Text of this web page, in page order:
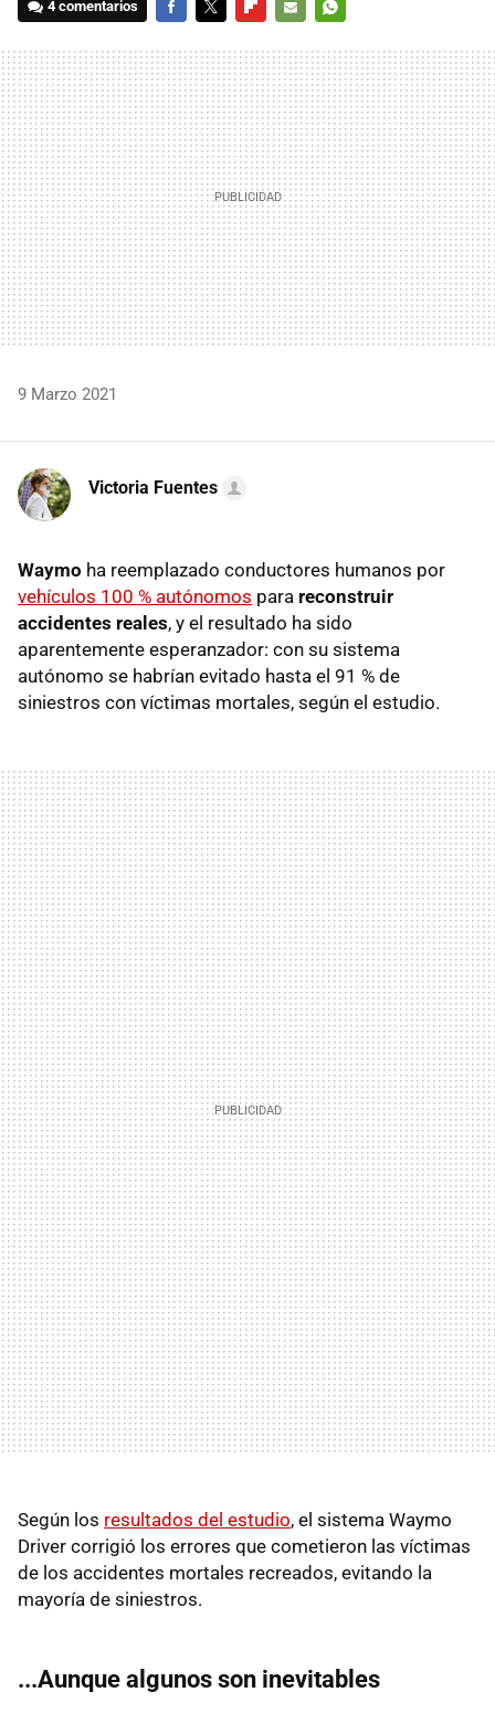
4 comentarios
MAIL
9 Marzo 2021
Victoria Fuentes
Waymo ha reemplazado conductores humanos por
vehículos 100 % autónomos para reconstruir
accidentes reales, y el resultado ha sido
aparentemente esperanzador: con su sistema
autónomo se habrían evitado hasta el 91 % de
siniestros con víctimas mortales, según el estudio.
Según los resultados del estudio, el sistema Waymo
Driver corrigió los errores que cometieron las víctimas
de los accidentes mortales recreados, evitando la
mayoría de siniestros.
...Aunque algunos son inevitables